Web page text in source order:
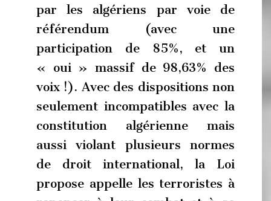
par les algériens par voie de
référendum (avec une
participation de 85%, et un
« oui » massif de 98,63% des
voix !). Avec des dispositions non
seulement incompatibles avec la
constitution algérienne mais
aussi violant plusieurs normes
de droit international, la Loi
propose appelle les terroristes à